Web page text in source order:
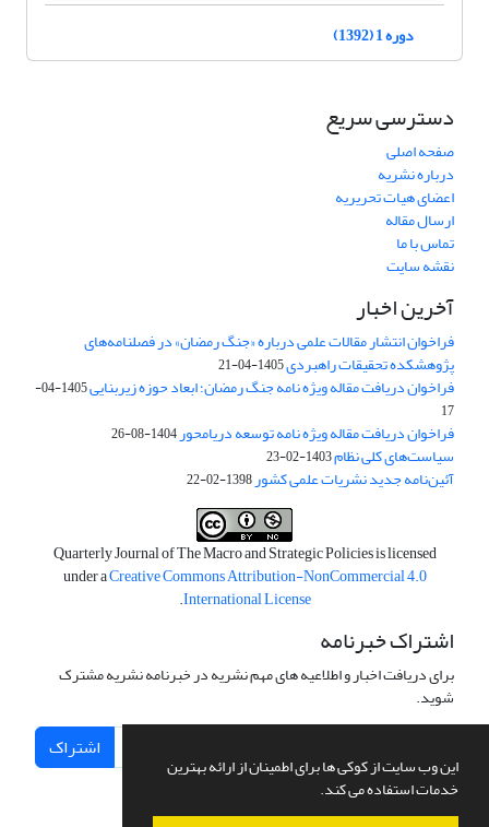
این وب سایت از کوکی ها برای اطمینان از ارائه بهترین
خدمات استفاده می کند.
دوره 1 (1392)
دسترسی سریع
صفحه اصلی
درباره نشریه
اعضای هیات تحریریه
ارسال مقاله
تماس با ما
نقشه سایت
آخرین اخبار
فراخوان انتشار مقالات علمی درباره «جنگ رمضان» در فصلنامه‌های
پژوهشکده تحقیقات راهبردی1405-04-21
فراخوان دریافت مقاله ویژه نامه جنگ رمضان؛ ابعاد حوزه زیربنایی
1405-04-
17
فراخوان دریافت مقاله ویژه نامه توسعه دریامحور1404-08-26
سیاست‌های کلی نظام1403-02-23
آئین‌نامه جدید نشریات علمی کشور1398-02-22
Quarterly Journal of The Macro and Strategic Policies is licensed
under aCreative Commons Attribution-NonCommercial 4.0
International License
.
اشتراک خبرنامه
برای دریافت اخبار و اطلاعیه های مهم نشریه در خبرنامه نشریه مشترک
شوید.
اشتراک